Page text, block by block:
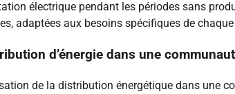
électrique pendant les périodes sans
adaptées aux besoins spécifiques de
d’énergie dans une
de la distribution énergétique dans une